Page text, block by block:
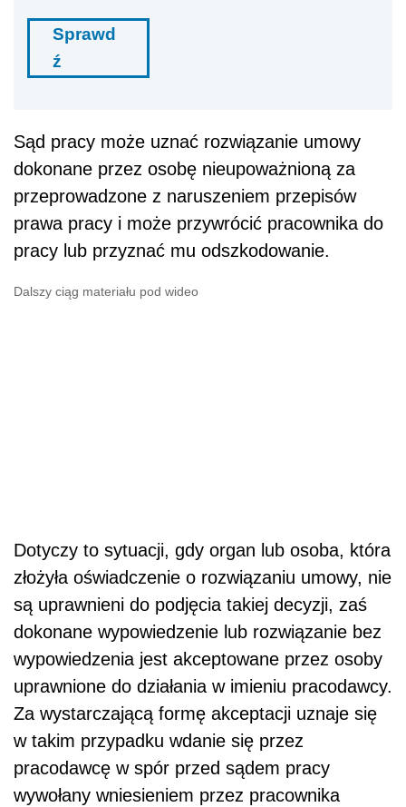
Sprawd
ź
Sąd pracy może uznać rozwiązanie umowy
dokonane przez osobę nieupoważnioną za
przeprowadzone z naruszeniem przepisów
prawa pracy i może przywrócić pracownika do
pracy lub przyznać mu odszkodowanie.
Dalszy ciąg materiału pod wideo
Dotyczy to sytuacji, gdy organ lub osoba, która
złożyła oświadczenie o rozwiązaniu umowy, nie
są uprawnieni do podjęcia takiej decyzji, zaś
dokonane wypowiedzenie lub rozwiązanie bez
wypowiedzenia jest akceptowane przez osoby
uprawnione do działania w imieniu pracodawcy.
Za wystarczającą formę akceptacji uznaje się
w takim przypadku wdanie się przez
pracodawcę w spór przed sądem pracy
wywołany wniesieniem przez pracownika